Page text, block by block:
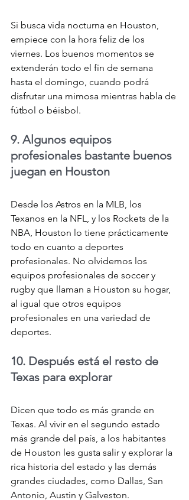
Si busca vida nocturna en Houston,
empiece con la hora feliz de los
viernes. Los buenos momentos se
extenderán todo el fin de semana
hasta el domingo, cuando podrá
disfrutar una mimosa mientras habla de
fútbol o béisbol.
9. Algunos equipos
profesionales bastante buenos
juegan en Houston
Desde los Astros en la MLB, los
Texanos en la NFL, y los Rockets de la
NBA, Houston lo tiene prácticamente
todo en cuanto a deportes
profesionales. No olvidemos los
equipos profesionales de soccer y
rugby que llaman a Houston su hogar,
al igual que otros equipos
profesionales en una variedad de
deportes.
10. Después está el resto de
Texas para explorar
Dicen que todo es más grande en
Texas. Al vivir en el segundo estado
más grande del país, a los habitantes
de Houston les gusta salir y explorar la
rica historia del estado y las demás
grandes ciudades, como Dallas, San
Antonio, Austin y Galveston.